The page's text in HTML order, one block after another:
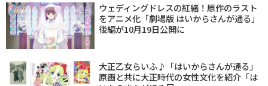
ウェディングドレスの紅緒！原作のラスト
をアニメ化「劇場版 はいからさんが通る」
後編が10月19日公開に
大正乙女らいふ♪「はいからさんが通る」
原画と共に大正時代の女性文化を紹介「は